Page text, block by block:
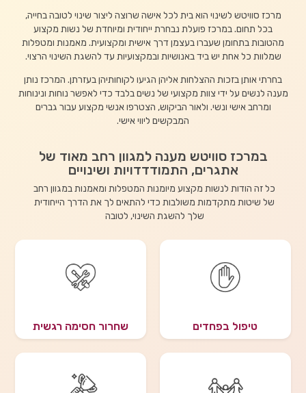
מרכז סוויטש לשינוי הוא בית לכל אישה שרוצה ליצור שינוי לטובה בחייה,
בכל תחום. במרכז פועלת נבחרת ייחודית ומיוחדת של נשות מקצוע
מהטובות בתחומן שעברו בעצמן דרך אישית ומקצועית. מאמנות ומטפלות
שמלוות כל אחת יש ביד באנושיות ובמקצועיות עד להשגת השינוי הרצוי.
בחרתי אותן בזכות ההצלחות אליהן הגיעו לקוחותיהן בעזרתן. המרכז נותן
מענה לנשים על ידי צוות מקצועי של נשים בלבד כדי לאפשר נוחות ונינוחות
ומרחב אישי ונשי. ולאור הביקוש, הצטרפו אנשי מקצוע עבור גברים
המבקשים ליווי אישי.
במרכז סוויטש מענה למגוון רחב מאוד של
אתגרים, התמודדדויות ושינויים
כל זה הודות לנשות מקצוע מיומנות המטפלות ומאמנות במגוון רחב
של שיטות מתקדמות משולבות כדי להתאים לך את הדרך הייחודית
שלך להשגת השינוי, לטובה
טיפול בפחדים שחרור חסימה רגשית